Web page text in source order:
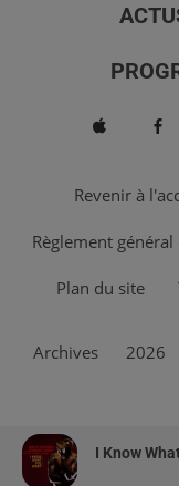
I Know
Revenir à
Règlement général
Plan du site
Archives 2026